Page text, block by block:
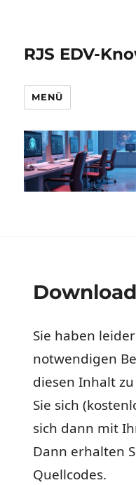
RJS EDV-
MENÜ
Sie haben
notwendigen
diesen Inhalt
Sie sich
sich dann mit
Dann erhalten
Quellcodes.